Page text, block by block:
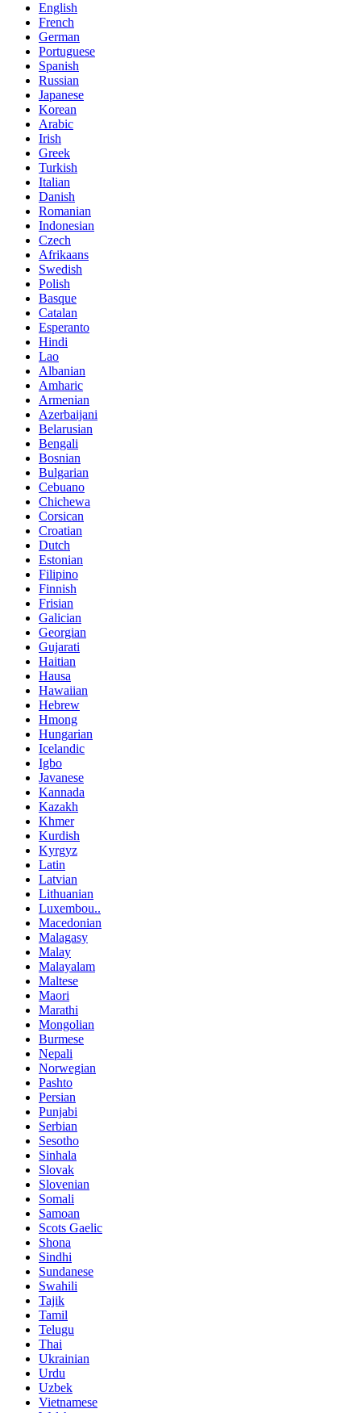
English
French
German
Portuguese
Spanish
Russian
Japanese
Korean
Arabic
Irish
Greek
Turkish
Italian
Danish
Romanian
Indonesian
Czech
Afrikaans
Swedish
Polish
Basque
Catalan
Esperanto
Hindi
Lao
Albanian
Amharic
Armenian
Azerbaijani
Belarusian
Bengali
Bosnian
Bulgarian
Cebuano
Chichewa
Corsican
Croatian
Dutch
Estonian
Filipino
Finnish
Frisian
Galician
Georgian
Gujarati
Haitian
Hausa
Hawaiian
Hebrew
Hmong
Hungarian
Icelandic
Igbo
Javanese
Kannada
Kazakh
Khmer
Kurdish
Kyrgyz
Latin
Latvian
Lithuanian
Luxembou..
Macedonian
Malagasy
Malay
Malayalam
Maltese
Maori
Marathi
Mongolian
Burmese
Nepali
Norwegian
Pashto
Persian
Punjabi
Serbian
Sesotho
Sinhala
Slovak
Slovenian
Somali
Samoan
Scots Gaelic
Shona
Sindhi
Sundanese
Swahili
Tajik
Tamil
Telugu
Thai
Ukrainian
Urdu
Uzbek
Vietnamese